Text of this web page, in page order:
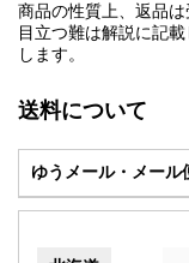
商品の性質上、返品は
目立つ難は解説に記
します。
送料について
ゆうメール・メール